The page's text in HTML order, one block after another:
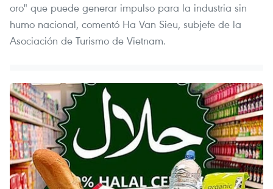
oro" que puede generar impulso para la industria sin
humo nacional, comentó Ha Van Sieu, subjefe de la
Asociación de Turismo de Vietnam.